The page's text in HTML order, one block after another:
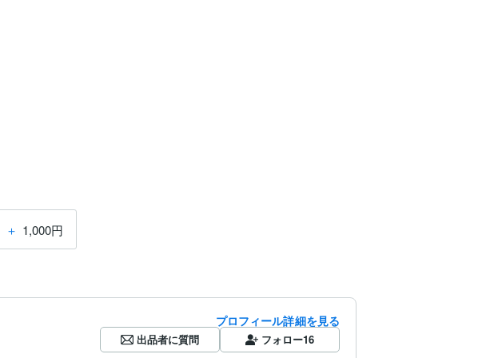
＋ 1,000円
プロフィール詳細を見る
出品者に質問 フォロー16